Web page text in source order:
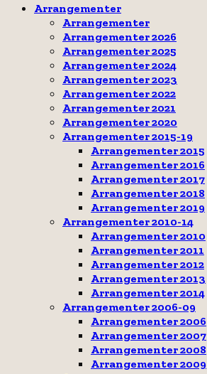
Arrangementer
Arrangementer
Arrangementer 2026
Arrangementer 2025
Arrangementer 2024
Arrangementer 2023
Arrangementer 2022
Arrangementer 2021
Arrangementer 2020
Arrangementer 2015-19
Arrangementer 2015
Arrangementer 2016
Arrangementer 2017
Arrangementer 2018
Arrangementer 2019
Arrangementer 2010-14
Arrangementer 2010
Arrangementer 2011
Arrangementer 2012
Arrangementer 2013
Arrangementer 2014
Arrangementer 2006-09
Arrangementer 2006
Arrangementer 2007
Arrangementer 2008
Arrangementer 2009